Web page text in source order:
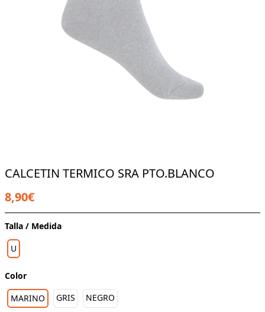
CALCETIN TERMICO SRA PTO.BLANCO
8,90€
Talla / Medida
U
Color
MARINO
GRIS NEGRO